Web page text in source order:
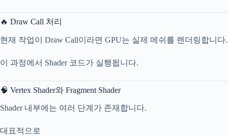
🔥 Draw Call 처리
현재 작업이 Draw Call이라면 GPU는 실제 메쉬를 렌더링합니다.
이 과정에서 Shader 코드가 실행됩니다.
🧠 Vertex Shader와 Fragment Shader
Shader 내부에는 여러 단계가 존재합니다.
대표적으로